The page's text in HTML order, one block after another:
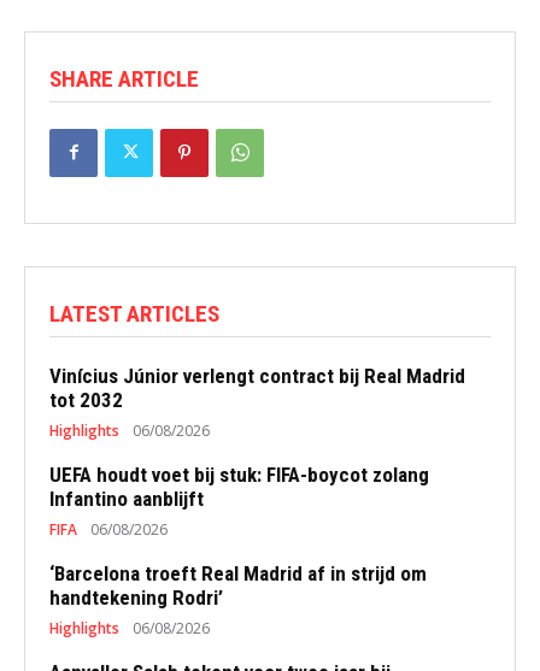
SHARE ARTICLE
LATEST ARTICLES
Vinícius Júnior verlengt contract bij Real Madrid
tot 2032
Highlights 06/08/2026
UEFA houdt voet bij stuk: FIFA-boycot zolang
Infantino aanblijft
FIFA 06/08/2026
‘Barcelona troeft Real Madrid af in strijd om
handtekening Rodri’
Highlights 06/08/2026